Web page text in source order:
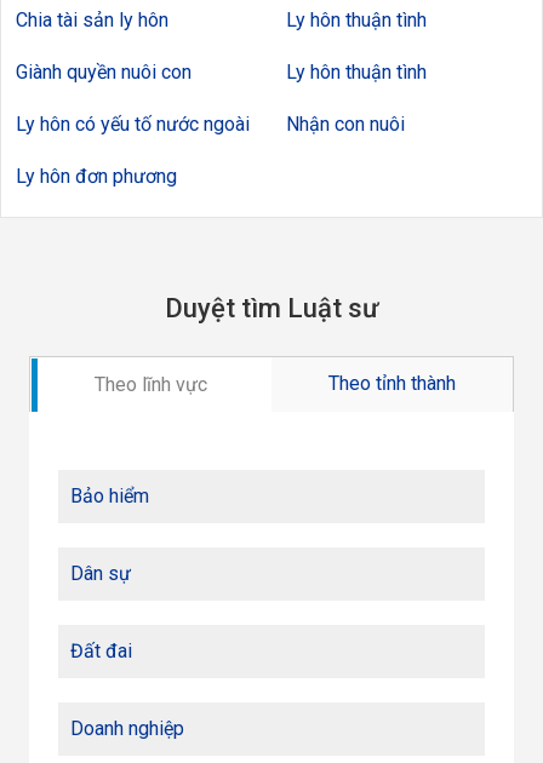
Chia tài sản ly hôn
Giành quyền nuôi con
Ly hôn có yếu tố nước ngoài
Ly hôn đơn phương
Ly hôn thuận tình
Ly hôn thuận tình
Nhận con nuôi
Duyệt tìm Luật sư
Theo lĩnh vực Theo tỉnh thành
Bảo hiểm
Dân sự
Đất đai
Doanh nghiệp